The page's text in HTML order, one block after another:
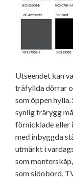
Utseendet kan
träfyllda dörrar
som öppen
synlig trärygg
förnicklade eller
med inbyggda
utmärkt i
som
som sidobord,